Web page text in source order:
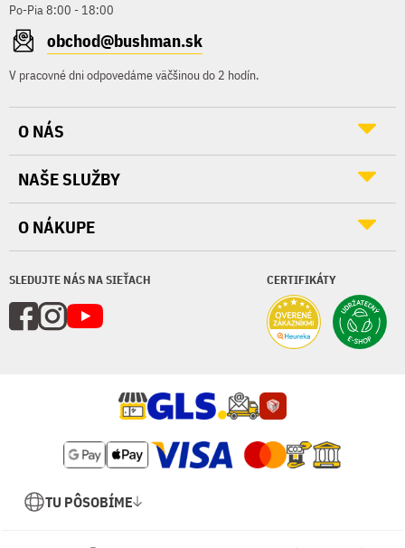
Po-Pia 8:00 - 18:00
obchod@bushman.sk
V pracovné dni odpovedáme väčšinou do 2 hodín.
SLEDUJTE NÁS NA SIEŤACH CERTIFIKÁTY
O NÁS
NAŠE SLUŽBY
O NÁKUPE
TU PÔSOBÍME